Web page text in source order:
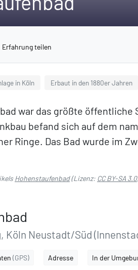
Erfahrung teilen
in Köln Erbaut in den 1880er Jahren
war das größte öffentliche
befand sich auf dem
Ringe. Das Bad wurde im
Hohenstaufenbad(Lizenz: CC BY-SA 3.0,
Köln Neustadt/Süd
(GPS) Adresse In der